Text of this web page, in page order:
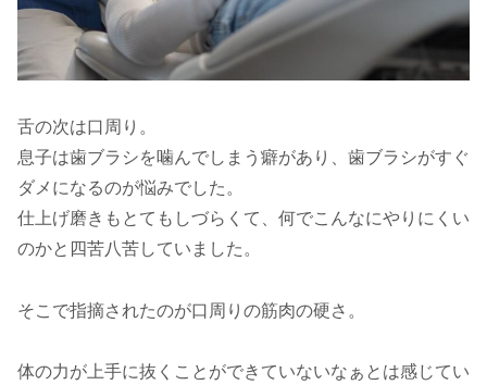
舌の次は口周り。
息子は歯ブラシを噛んでしまう癖があり、歯ブラシがすぐ
ダメになるのが悩みでした。
仕上げ磨きもとてもしづらくて、何でこんなにやりにくい
のかと四苦八苦していました。
そこで指摘されたのが口周りの筋肉の硬さ。
体の力が上手に抜くことができていないなぁとは感じてい